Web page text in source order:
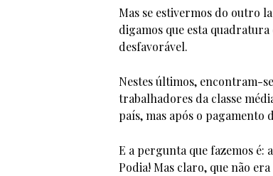
Mas se estivermos do outro
digamos que esta
desfavorável.
Nestes últimos, encontram-
trabalhadores da classe
país, mas após o
E a pergunta que fazemos é:
Podia! Mas claro, que não